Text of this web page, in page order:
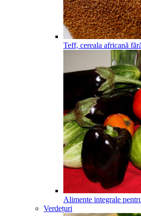
Teff, cereala africană
Alimente integrale
Verdețuri